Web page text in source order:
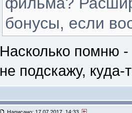
бонусы, если
Насколько помню
не подскажу,